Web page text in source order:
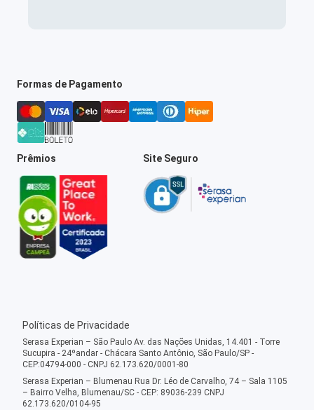
Formas de Pagamento
Prêmios Site Seguro
Políticas de Privacidade
Serasa Experian – São Paulo Av. das Nações Unidas, 14.401 - Torre
Sucupira - 24ºandar - Chácara Santo Antônio, São Paulo/SP -
CEP:04794-000 - CNPJ 62.173.620/0001-80
Serasa Experian – Blumenau Rua Dr. Léo de Carvalho, 74 – Sala 1105
– Bairro Velha, Blumenau/SC - CEP: 89036-239 CNPJ
62.173.620/0104-95